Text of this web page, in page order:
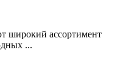
широкий ассортимент
...